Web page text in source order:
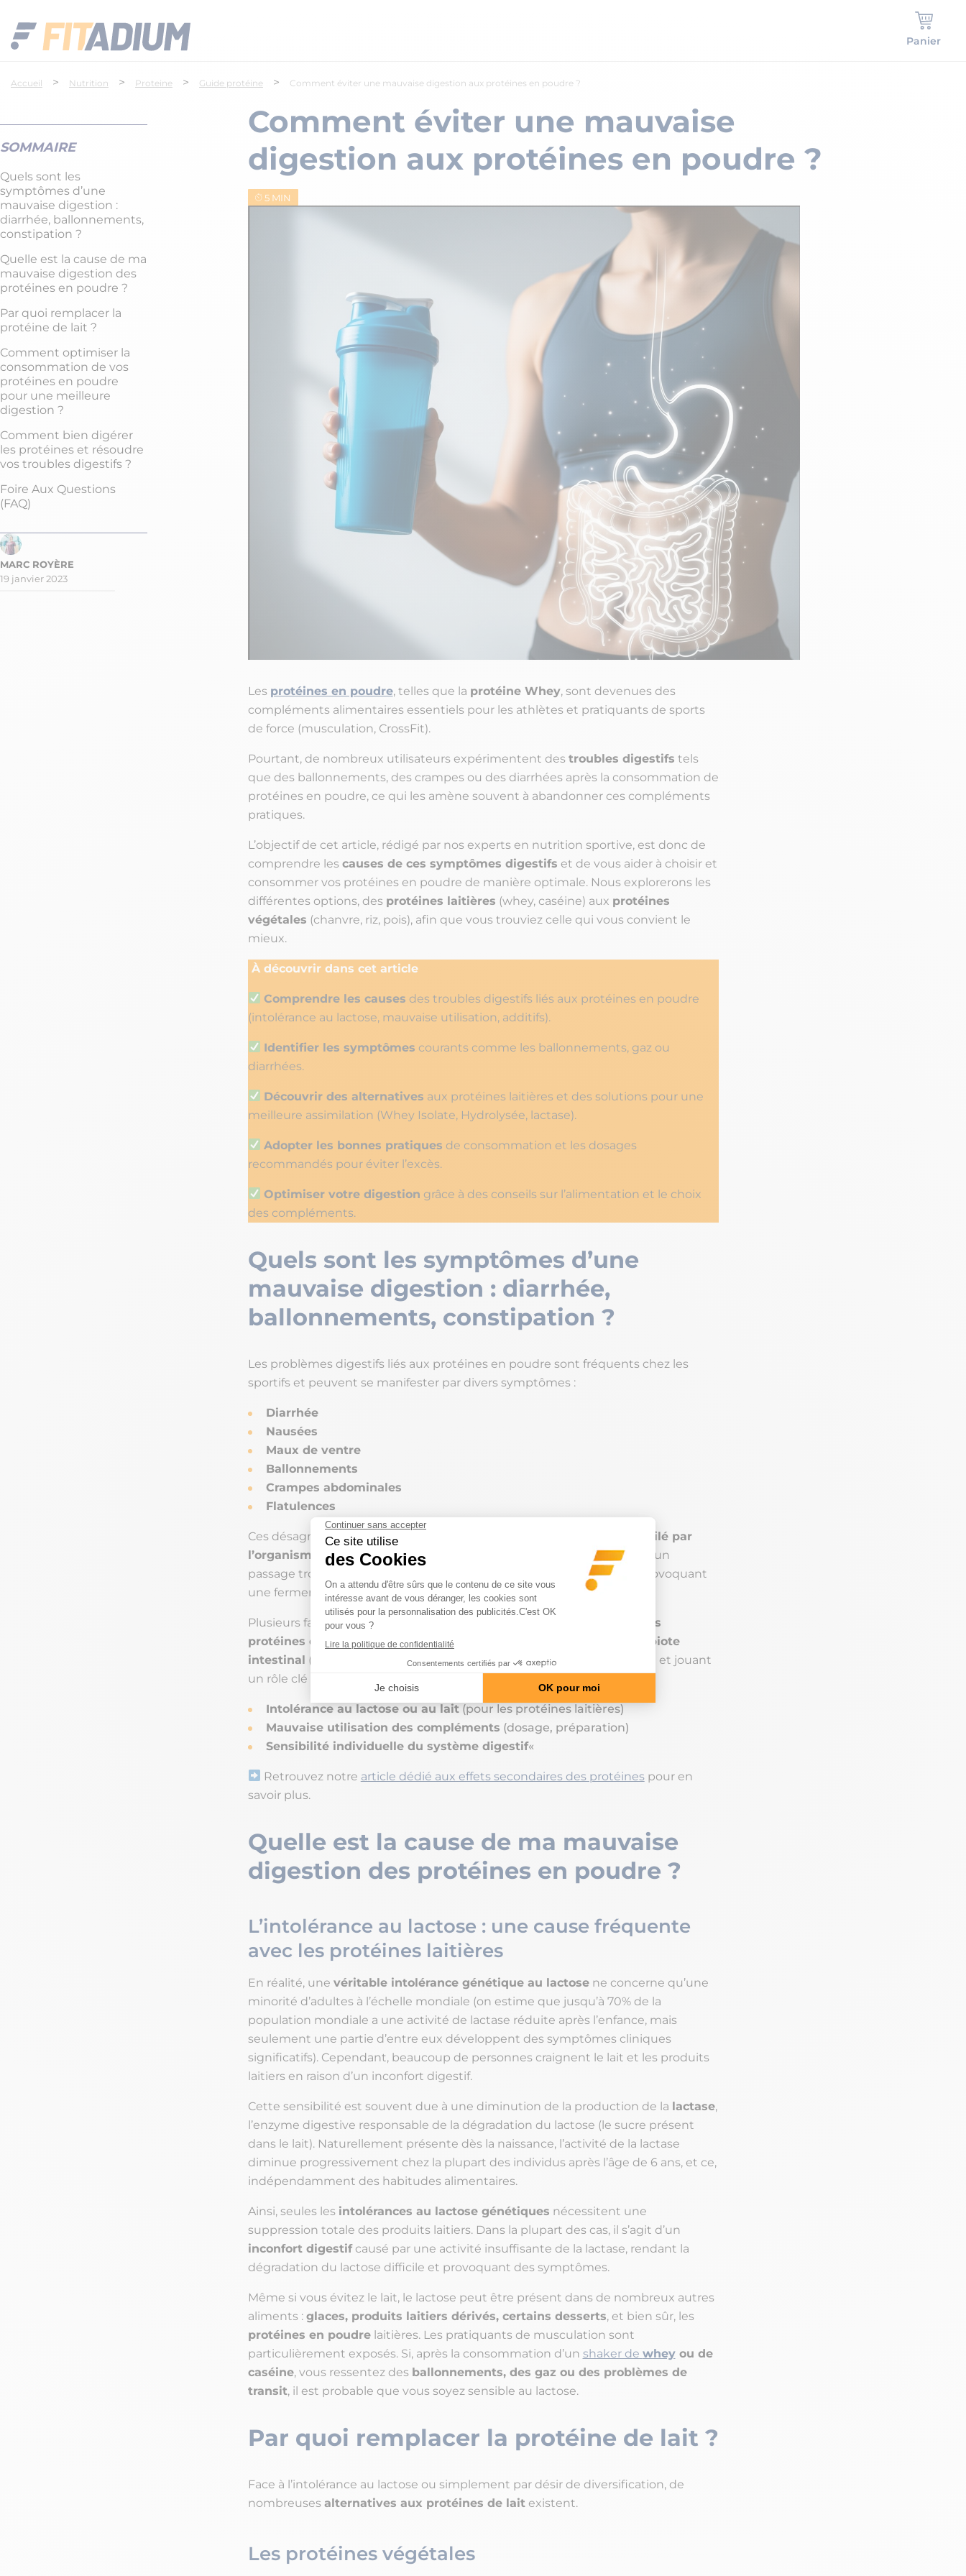
Panier
Accueil > Nutrition > Proteine > Guide protéine > Comment éviter une mauvaise digestion aux protéines en poudre ?
SOMMAIRE
Quels sont les
symptômes d’une
mauvaise digestion :
diarrhée, ballonnements,
constipation ?
Quelle est la cause de ma
mauvaise digestion des
protéines en poudre ?
Par quoi remplacer la
protéine de lait ?
Comment optimiser la
consommation de vos
protéines en poudre
pour une meilleure
digestion ?
Comment bien digérer
les protéines et résoudre
vos troubles digestifs ?
Foire Aux Questions
(FAQ)
19 janvier 2023
Comment éviter une mauvaise
digestion aux protéines en poudre ?
5 MIN
Les protéines en poudre, telles que la protéine Whey, sont devenues des
compléments alimentaires essentiels pour les athlètes et pratiquants de sports
de force (musculation, CrossFit).
Pourtant, de nombreux utilisateurs expérimentent des troubles digestifs tels
que des ballonnements, des crampes ou des diarrhées après la consommation de
protéines en poudre, ce qui les amène souvent à abandonner ces compléments
pratiques.
L’objectif de cet article, rédigé par nos experts en nutrition sportive, est donc de
comprendre les causes de ces symptômes digestifs et de vous aider à choisir et
consommer vos protéines en poudre de manière optimale. Nous explorerons les
différentes options, des protéines laitières (whey, caséine) aux protéines
végétales (chanvre, riz, pois), afin que vous trouviez celle qui vous convient le
mieux.
À découvrir dans cet article
Comprendre les causes des troubles digestifs liés aux protéines en poudre
(intolérance au lactose, mauvaise utilisation, additifs).
Identifier les symptômes courants comme les ballonnements, gaz ou
diarrhées.
Découvrir des alternatives aux protéines laitières et des solutions pour une
meilleure assimilation (Whey Isolate, Hydrolysée, lactase).
Adopter les bonnes pratiques de consommation et les dosages
recommandés pour éviter l’excès.
Optimiser votre digestion grâce à des conseils sur l’alimentation et le choix
des compléments.
Quels sont les symptômes d’une
mauvaise digestion : diarrhée,
ballonnements, constipation ?
Les problèmes digestifs liés aux protéines en poudre sont fréquents chez les
sportifs et peuvent se manifester par divers symptômes :
Diarrhée
Nausées
Maux de ventre
Ballonnements
Crampes abdominales
Flatulences
Ces désagréments surviennent lorsque le complément est
mal assimilé par
l’organisme
. Une digestion incomplète dans l’estomac peut entraîner un
passage trop rapide des protéines non digérées vers l’intestin grêle, provoquant
une fermentation et les symptômes associés avant leur élimination.
Plusieurs facteurs peuvent être à l’origine de ces
troubles digestifs des
protéines en poudre, affectant notamment l’équilibre de votre
microbiote
intestinal (l’ensemble des micro-organismes vivant dans votre intestin et jouant
un rôle clé dans la digestion) :
Intolérance au lactose ou au lait(pour les protéines laitières)
Mauvaise utilisation des compléments (dosage, préparation)
Sensibilité individuelle du système digestif«
Retrouvez notre article dédié aux effets secondaires des protéinespour en
savoir plus.
Quelle est la cause de ma mauvaise
digestion des protéines en poudre ?
L’intolérance au lactose : une cause fréquente
avec les protéines laitières
En réalité, une véritable intolérance génétique au lactosene concerne qu’une
minorité d’adultes à l’échelle mondiale (on estime que jusqu’à 70% de la
population mondiale a une activité de lactase réduite après l’enfance, mais
seulement une partie d’entre eux développent des symptômes cliniques
significatifs). Cependant, beaucoup de personnes craignent le lait et les produits
laitiers en raison d’un inconfort digestif.
Cette sensibilité est souvent due à une diminution de la production de la lactase,
l’enzyme digestive responsable de la dégradation du lactose (le sucre présent
dans le lait). Naturellement présente dès la naissance, l’activité de la lactase
diminue progressivement chez la plupart des individus après l’âge de 6 ans, et ce,
indépendamment des habitudes alimentaires.
Ainsi, seules les intolérances au lactose génétiques nécessitent une
suppression totale des produits laitiers. Dans la plupart des cas, il s’agit d’un
inconfort digestifcausé par une activité insuffisante de la lactase, rendant la
dégradation du lactose difficile et provoquant des symptômes.
Même si vous évitez le lait, le lactose peut être présent dans de nombreux autres
aliments : glaces, produits laitiers dérivés, certains desserts, et bien sûr, les
protéines en poudrelaitières. Les pratiquants de musculation sont
particulièrement exposés. Si, après la consommation d’un shaker de wheyou de
caséine, vous ressentez des ballonnements, des gaz ou des problèmes de
transit, il est probable que vous soyez sensible au lactose.
Par quoi remplacer la protéine de lait ?
Face à l’intolérance au lactose ou simplement par désir de diversification, de
nombreuses alternatives aux protéines de laitexistent.
Les protéines végétales